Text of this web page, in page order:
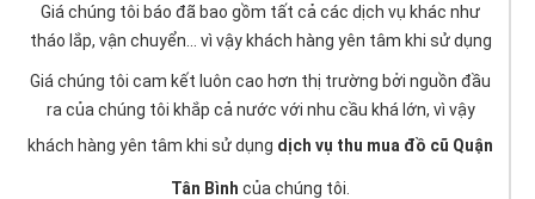
Giá chúng tôi báo đã bao gồm tất cả các dịch vụ khác như
tháo lắp, vận chuyển... vì vậy khách hàng yên tâm khi sử dụng
Giá chúng tôi cam kết luôn cao hơn thị trường bởi nguồn đầu
ra của chúng tôi khắp cả nước với nhu cầu khá lớn, vì vậy
khách hàng yên tâm khi sử dụng dịch vụ thu mua đồ cũ Quận
Tân Bình của chúng tôi.